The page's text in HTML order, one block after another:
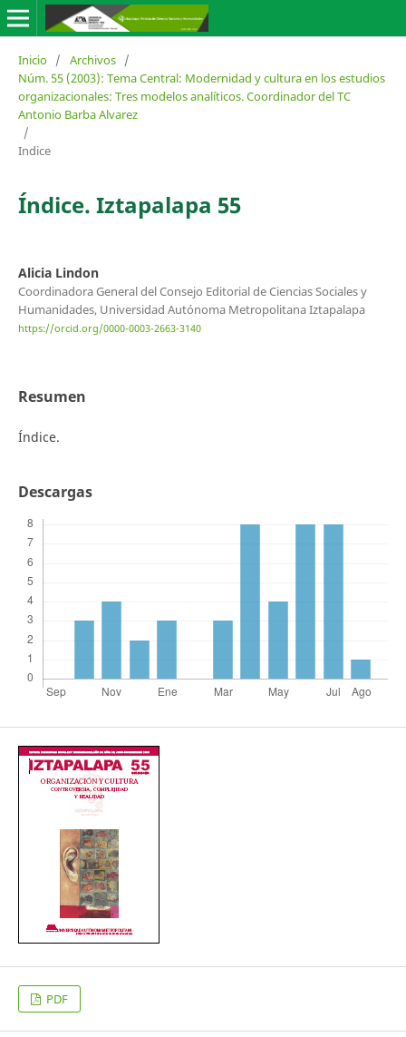
Inicio / Archivos /
Núm. 55 (2003): Tema Central: Modernidad y cultura en los estudios
organizacionales: Tres modelos analíticos. Coordinador del TC
Antonio Barba Alvarez
/
Indice
Índice. Iztapalapa 55
Alicia Lindon
Coordinadora General del Consejo Editorial de Ciencias Sociales y
Humanidades, Universidad Autónoma Metropolitana Iztapalapa
https://orcid.org/0000-0003-2663-3140
Resumen
Índice.
Descargas
PDF